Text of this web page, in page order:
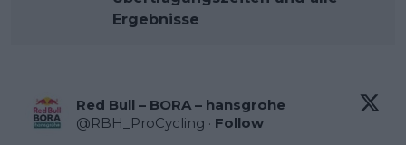
Ergebnisse
Red Bull – BORA – hansgrohe
@RBH_ProCycling · Follow